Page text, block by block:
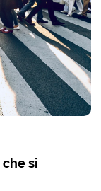
si